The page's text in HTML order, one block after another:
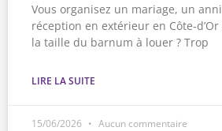
Vous organisez un mariage, un
réception en extérieur en Côte-
la taille du barnum à louer ? Trop
LIRE LA SUITE
15/06/2026 Aucun commentaire